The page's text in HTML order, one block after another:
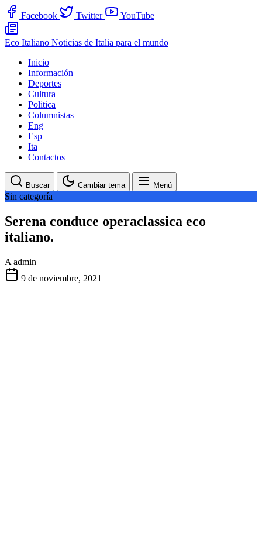
Facebook Twitter YouTube
Eco Italiano Noticias de Italia para el mundo
Inicio
Información
Deportes
Cultura
Politica
Columnistas
Eng
Esp
Ita
Contactos
Buscar Cambiar tema Menú
Sin categoría
Serena conduce operaclassica eco
italiano.
A admin
9 de noviembre, 2021